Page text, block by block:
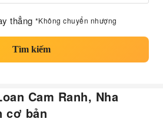
thẳng *Không chuyển nhượng
Tìm kiếm
Cam Ranh, Nha
cơ bản